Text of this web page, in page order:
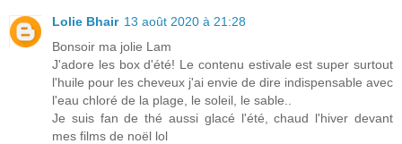
Lolie Bhair 13 août 2020 à 21:28
Bonsoir ma jolie Lam
J'adore les box d'été! Le contenu estivale est super surtout
l'huile pour les cheveux j'ai envie de dire indispensable avec
l'eau chloré de la plage, le soleil, le sable..
Je suis fan de thé aussi glacé l'été, chaud l'hiver devant
mes films de noël lol